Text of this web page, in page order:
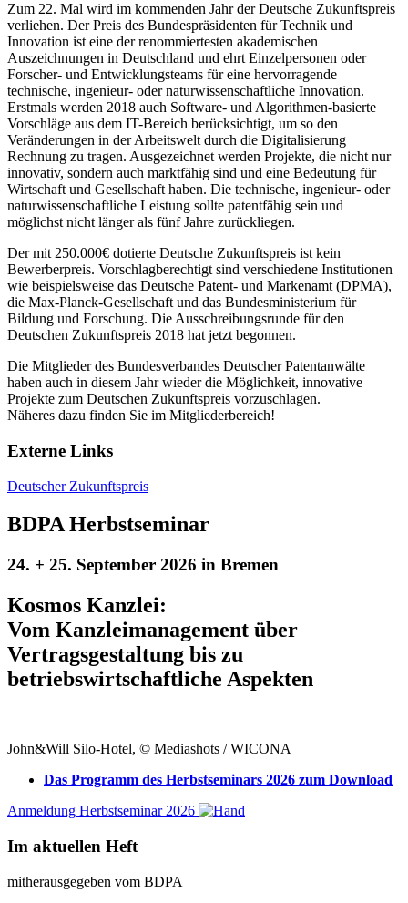
Zum 22. Mal wird im kommenden Jahr der Deutsche Zukunftspreis
verliehen. Der Preis des Bundespräsidenten für Technik und
Innovation ist eine der renommiertesten akademischen
Auszeichnungen in Deutschland und ehrt Einzelpersonen oder
Forscher- und Entwicklungsteams für eine hervorragende
technische, ingenieur- oder naturwissenschaftliche Innovation.
Erstmals werden 2018 auch Software- und Algorithmen-basierte
Vorschläge aus dem IT-Bereich berücksichtigt, um so den
Veränderungen in der Arbeitswelt durch die Digitalisierung
Rechnung zu tragen. Ausgezeichnet werden Projekte, die nicht nur
innovativ, sondern auch marktfähig sind und eine Bedeutung für
Wirtschaft und Gesellschaft haben. Die technische, ingenieur- oder
naturwissenschaftliche Leistung sollte patentfähig sein und
möglichst nicht länger als fünf Jahre zurückliegen.
Der mit 250.000€ dotierte Deutsche Zukunftspreis ist kein
Bewerberpreis. Vorschlagberechtigt sind verschiedene Institutionen
wie beispielsweise das Deutsche Patent- und Markenamt (DPMA),
die Max-Planck-Gesellschaft und das Bundesministerium für
Bildung und Forschung. Die Ausschreibungsrunde für den
Deutschen Zukunftspreis 2018 hat jetzt begonnen.
Die Mitglieder des Bundesverbandes Deutscher Patentanwälte
haben auch in diesem Jahr wieder die Möglichkeit, innovative
Projekte zum Deutschen Zukunftspreis vorzuschlagen.
Näheres dazu finden Sie im Mitgliederbereich!
Externe Links
Deutscher Zukunftspreis
BDPA Herbstseminar
24. + 25. September 2026 in Bremen
Kosmos Kanzlei:
Vom Kanzleimanagement über
Vertragsgestaltung bis zu
betriebswirtschaftliche Aspekten
John&Will Silo-Hotel, © Mediashots / WICONA
Das Programm des Herbstseminars 2026 zum Download
Anmeldung Herbstseminar 2026
Im aktuellen Heft
mitherausgegeben vom BDPA